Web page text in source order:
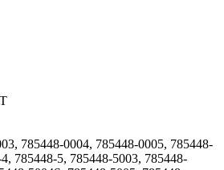
785448-0004, 785448-0005, 785448-
785448-5, 785448-5003, 785448-